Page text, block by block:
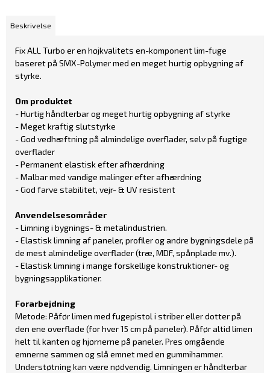
Beskrivelse
Fix ALL Turbo er en højkvalitets en-komponent lim-fuge
baseret på SMX-Polymer med en meget hurtig opbygning af
styrke.
Om produktet
- Hurtig håndterbar og meget hurtig opbygning af styrke
- Meget kraftig slutstyrke
- God vedhæftning på almindelige overflader, selv på fugtige
overflader
- Permanent elastisk efter afhærdning
- Malbar med vandige malinger efter afhærdning
- God farve stabilitet, vejr- & UV resistent
Anvendelsesområder
- Limning i bygnings- & metalindustrien.
- Elastisk limning af paneler, profiler og andre bygningsdele på
de mest almindelige overflader (træ, MDF, spånplade mv.).
- Elastisk limning i mange forskellige konstruktioner- og
bygningsapplikationer.
Forarbejdning
Metode: Påfør limen med fugepistol i striber eller dotter på
den ene overflade (for hver 15 cm på paneler). Påfør altid limen
helt til kanten og hjørnerne på paneler. Pres omgående
emnerne sammen og slå emnet med en gummihammer.
Understøtning kan være nødvendig. Limningen er håndterbar